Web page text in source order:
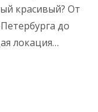
красивый? От
до
локация
не так прост,
и